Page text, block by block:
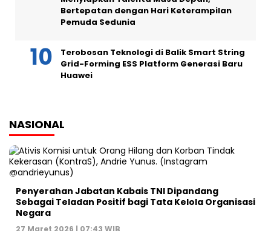
Bertepatan dengan Hari Keterampilan
Pemuda Sedunia
Terobosan Teknologi di Balik Smart String
Grid-Forming ESS Platform Generasi Baru
Huawei
NASIONAL
Penyerahan Jabatan Kabais TNI Dipandang
Sebagai Teladan Positif bagi Tata Kelola Organisasi
Negara
27 Maret 2026 | 07:43 WIB